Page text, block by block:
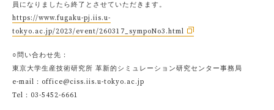
員になりましたら終了とさせていただきます。
https://www.fugaku-pj.iis.u-
tokyo.ac.jp/2023/event/260317_sympoNo3.html
○問い合わせ先：
東京大学生産技術研究所 革新的シミュレーション研究センター事務局
e-mail：office@ciss.iis.u-tokyo.ac.jp
Tel：03-5452-6661